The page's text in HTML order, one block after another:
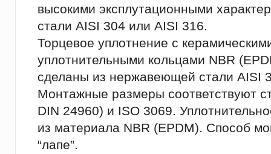
высокими эксплутационными
стали AISI 304 или AISI 316.
Торцевое уплотнение с
уплотнительными кольцами NBR
сделаны из нержавеющей стали AISI
Монтажные размеры соответствуют
DIN 24960) и ISO 3069.
из материала NBR (EPDM). Способ
“лапе”.